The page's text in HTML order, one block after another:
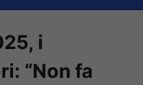
i
“Non fa